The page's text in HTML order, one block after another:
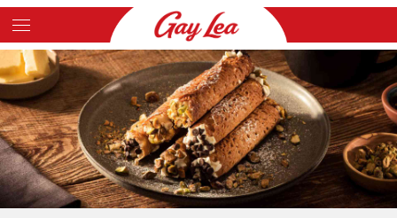
Skip
to
main
content
Main
Content